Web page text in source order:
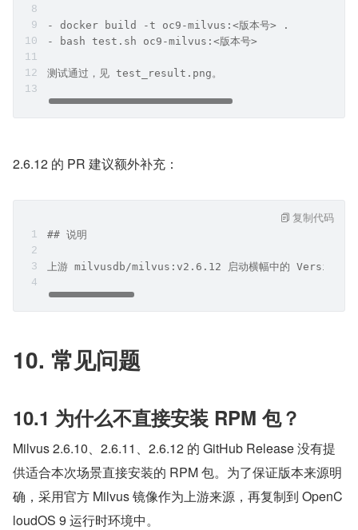
- docker build -t oc9-milvus:<版本号> .
- bash test.sh oc9-milvus:<版本号>
测试通过，见 test_result.png。
2.6.12 的 PR 建议额外补充：
## 说明
上游 milvusdb/milvus:v2.6.12 启动横幅中的 Version
复制代码
10. 常见问题
10.1 为什么不直接安装 RPM 包？
Milvus 2.6.10、2.6.11、2.6.12 的 GitHub Release 没有提
供适合本次场景直接安装的 RPM 包。为了保证版本来源明
确，采用官方 Milvus 镜像作为上游来源，再复制到 OpenC
loudOS 9 运行时环境中。